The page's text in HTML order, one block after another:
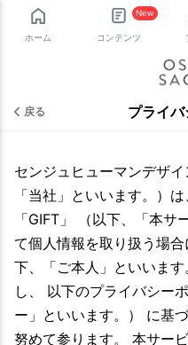
ホーム
New
コンテンツ
戻る プライ
センジュヒューマンデザイ
「当社」といいます。）
「GIFT」 （以下、「本
て個人情報を取り扱う場
下、「ご本人」といいま
し、 以下のプライバシー
ー」といいます。） に基
努めて参ります。 本サー